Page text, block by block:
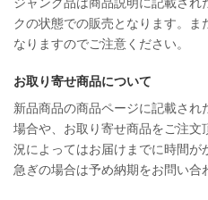
ジャンク品は商品説明に記載され
クの状態での販売となります。ま
なりますのでご注意ください。
お取り寄せ商品について
新品商品の商品ページに記載され
場合や、お取り寄せ商品をご注文
況によってはお届けまでに時間が
急ぎの場合は予め納期をお問い合